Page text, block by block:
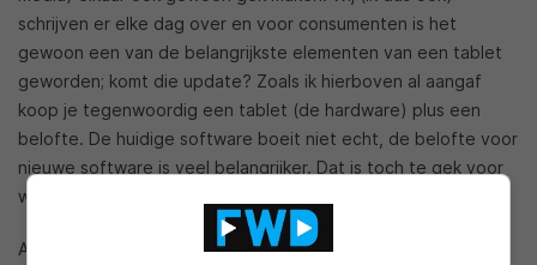
schrijven er elke dag over en voor consumenten is het
gewoon een van de belangrijkste elementen van een tablet
geworden; komt die update? Zoals ik hierboven al aangaf
koop je tegenwoordig een tablet (de hardware) plus een
belofte. De huidige software boeit niet echt, de belofte voor
nieuwe software is veel belangrijker. Dat is toch te gek voor
woorden.
Aan de ene kant werkt het systeem van Android gewoon